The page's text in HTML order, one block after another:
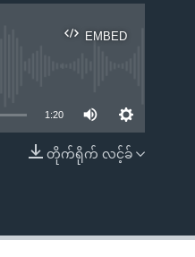
EMBED
EMBED
1:20
တိုက်ရိုက် လင့်ခ်